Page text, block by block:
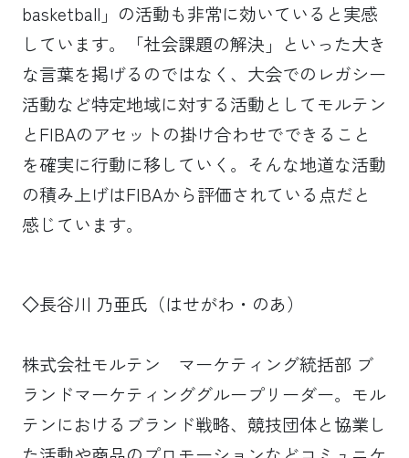
basketball」の活動も非常に効いていると実感
しています。「社会課題の解決」といった大き
な言葉を掲げるのではなく、大会でのレガシー
活動など特定地域に対する活動としてモルテン
とFIBAのアセットの掛け合わせでできること
を確実に行動に移していく。そんな地道な活動
の積み上げはFIBAから評価されている点だと
感じています。
◇長谷川 乃亜氏（はせがわ・のあ）
株式会社モルテン マーケティング統括部 ブ
ランドマーケティンググループリーダー。モル
テンにおけるブランド戦略、競技団体と協業し